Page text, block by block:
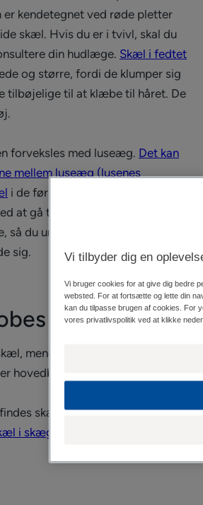
er kendetegnet ved røde pletter
skæl. Hvis du er i tvivl, skal du
din hudlæge. Skæl i fedtet
og større, fordi de klumper sig
tilbøjelige til at klæbe til håret. De
forveksles med luseæg. Det kan
mellem luseæg (lusenes
i de første dage. Hvis du er i tvivl,
at gå til din apoteker eller
så du undgår at give hovedlus en
sig.
skæl?
menes der generelt de skæl,
hovedbunden.
skæl i hovedbunden, men
i skæg
Vi tilbyder dig en
Vi bruger cookies for at give dig bedre
websted. For at fortsætte og lette din
kan du tilpasse brugen af cookies. For
vores privatlivspolitik ved at klikke